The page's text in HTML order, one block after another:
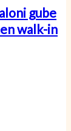
gube
walk-in